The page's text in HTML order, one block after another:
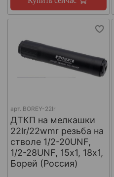
арт. BOREY-22lr
ДТКП на мелкашки
22lr/22wmr резьба на
стволе 1/2-20UNF,
1/2-28UNF, 15х1, 18х1,
Борей (Россия)